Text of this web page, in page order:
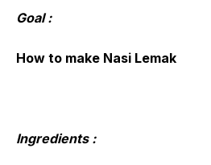
Goal :
How to make Nasi Lemak
Ingredients :